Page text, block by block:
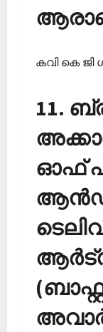
കവി കെ ജി
11.
ഓഫ്